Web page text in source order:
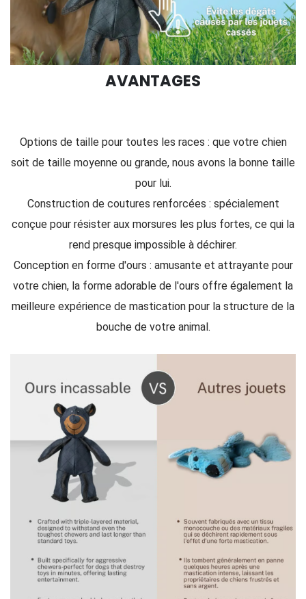
AVANTAGES
Options de taille pour toutes les races : que votre chien
soit de taille moyenne ou grande, nous avons la bonne taille
pour lui.
Construction de coutures renforcées : spécialement
conçue pour résister aux morsures les plus fortes, ce qui la
rend presque impossible à déchirer.
Conception en forme d'ours : amusante et attrayante pour
votre chien, la forme adorable de l'ours offre également la
meilleure expérience de mastication pour la structure de la
bouche de votre animal.